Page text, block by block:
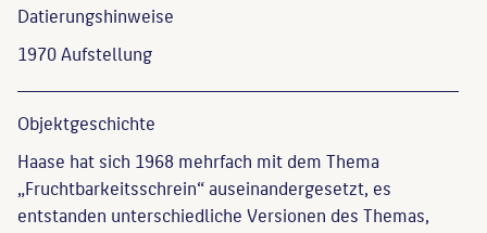
Datierungs­hinweise
1970 Aufstellung
Objekt­geschichte
Haase hat sich 1968 mehrfach mit dem Thema
„Fruchtbarkeitsschrein“ auseinandergesetzt, es
entstanden unterschiedliche Versionen des Themas,